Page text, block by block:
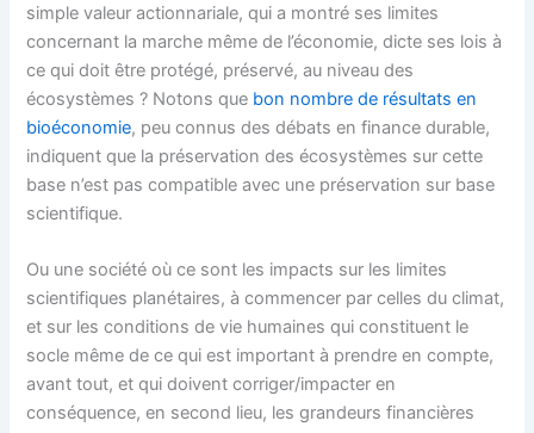
simple valeur actionnariale, qui a montré ses limites
concernant la marche même de l’économie, dicte ses lois à
ce qui doit être protégé, préservé, au niveau des
écosystèmes ? Notons que bon nombre de résultats en
bioéconomie, peu connus des débats en finance durable,
indiquent que la préservation des écosystèmes sur cette
base n’est pas compatible avec une préservation sur base
scientifique.
Ou une société où ce sont les impacts sur les limites
scientifiques planétaires, à commencer par celles du climat,
et sur les conditions de vie humaines qui constituent le
socle même de ce qui est important à prendre en compte,
avant tout, et qui doivent corriger/impacter en
conséquence, en second lieu, les grandeurs financières